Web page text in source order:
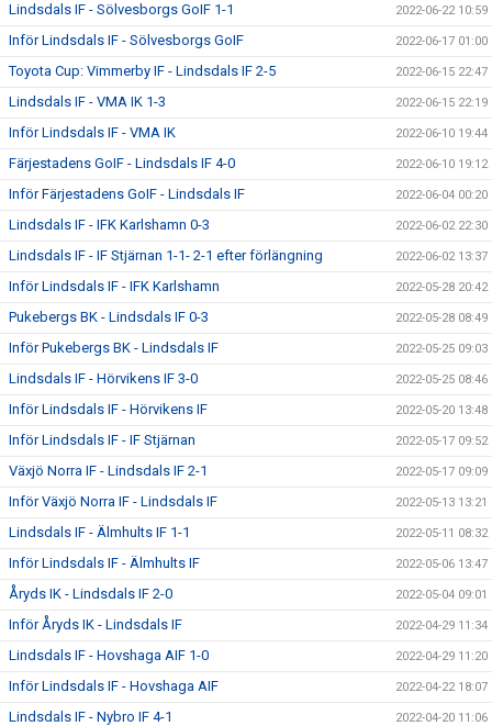
Lindsdals IF - Sölvesborgs GoIF 1-1 2022-06-22 10:59
Inför Lindsdals IF - Sölvesborgs GoIF 2022-06-17 01:00
Toyota Cup: Vimmerby IF - Lindsdals IF 2-5 2022-06-15 22:47
Lindsdals IF - VMA IK 1-3 2022-06-15 22:19
Inför Lindsdals IF - VMA IK 2022-06-10 19:44
Färjestadens GoIF - Lindsdals IF 4-0 2022-06-10 19:12
Inför Färjestadens GoIF - Lindsdals IF 2022-06-04 00:20
Lindsdals IF - IFK Karlshamn 0-3 2022-06-02 22:30
Lindsdals IF - IF Stjärnan 1-1- 2-1 efter förlängning 2022-06-02 13:37
Inför Lindsdals IF - IFK Karlshamn 2022-05-28 20:42
Pukebergs BK - Lindsdals IF 0-3 2022-05-28 08:49
Inför Pukebergs BK - Lindsdals IF 2022-05-25 09:03
Lindsdals IF - Hörvikens IF 3-0 2022-05-25 08:46
Inför Lindsdals IF - Hörvikens IF 2022-05-20 13:48
Inför Lindsdals IF - IF Stjärnan 2022-05-17 09:52
Växjö Norra IF - Lindsdals IF 2-1 2022-05-17 09:09
Inför Växjö Norra IF - Lindsdals IF 2022-05-13 13:21
Lindsdals IF - Älmhults IF 1-1 2022-05-11 08:32
Inför Lindsdals IF - Älmhults IF 2022-05-06 13:47
Åryds IK - Lindsdals IF 2-0 2022-05-04 09:01
Inför Åryds IK - Lindsdals IF 2022-04-29 11:34
Lindsdals IF - Hovshaga AIF 1-0 2022-04-29 11:20
Inför Lindsdals IF - Hovshaga AIF 2022-04-22 18:07
Lindsdals IF - Nybro IF 4-1 2022-04-20 11:06